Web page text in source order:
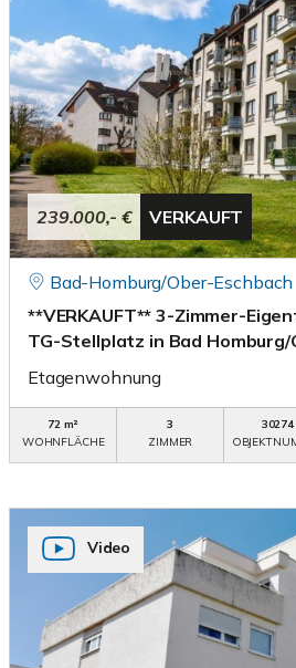
239.000,- € VERKAUFT
Bad-Homburg/Ober-Eschbach
**VERKAUFT** 3-Zimmer-
TG-Stellplatz in Bad Homburg/
Etagenwohnung
72 m²
WOHNFLÄCHE
3
ZIMMER
30274
Video